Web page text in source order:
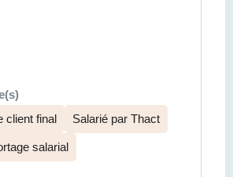
client final
Salarié par Thact
salarial